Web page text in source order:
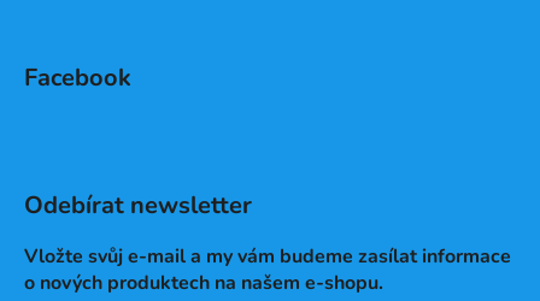
Facebook
Odebírat newsletter
Vložte svůj e-mail a my vám budeme zasílat informace
o nových produktech na našem e-shopu.